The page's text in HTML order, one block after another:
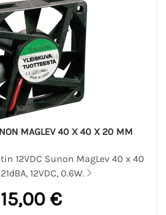
MAGLEV 40 X 40 X 20 MM
12VDC Sunon MagLev 40 x 40
12VDC, 0.6W.
15,00 €